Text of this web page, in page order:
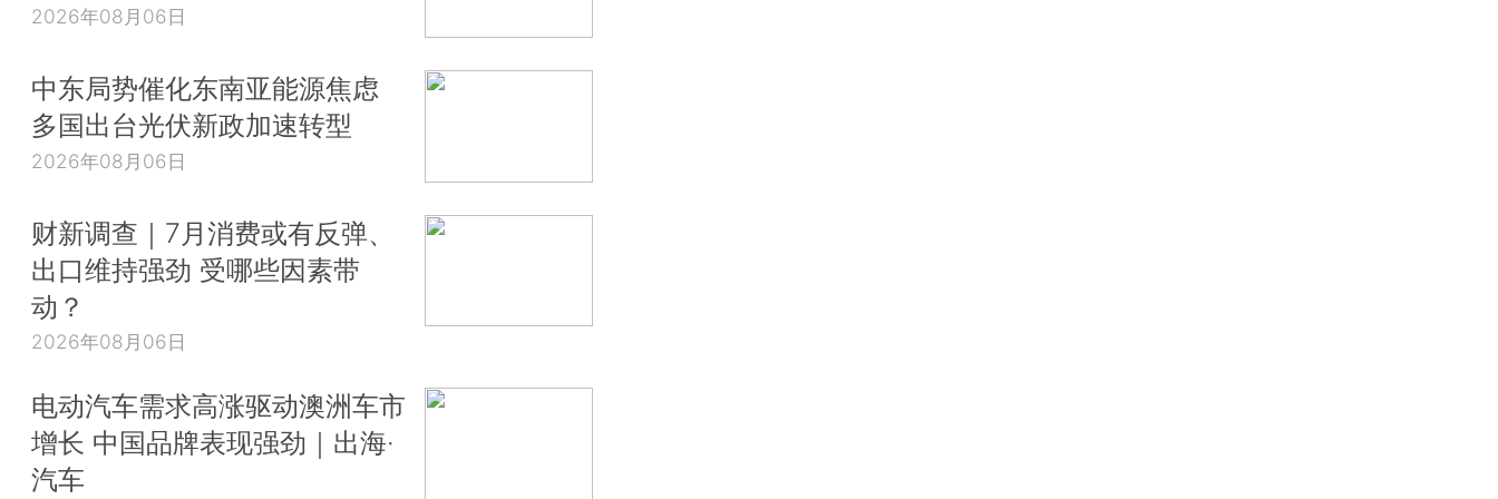
2026年08月06日
中东局势催化东南亚能源焦虑
多国出台光伏新政加速转型
2026年08月06日
财新调查｜7月消费或有反弹、
出口维持强劲 受哪些因素带
动？
2026年08月06日
电动汽车需求高涨驱动澳洲车市
增长 中国品牌表现强劲｜出海·
汽车